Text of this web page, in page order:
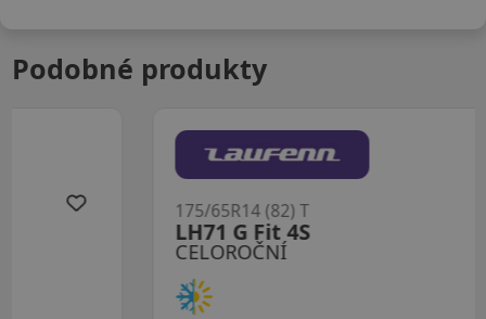
Podobné produkty
LH71 G Fit 4S
175/65R14 (82) T